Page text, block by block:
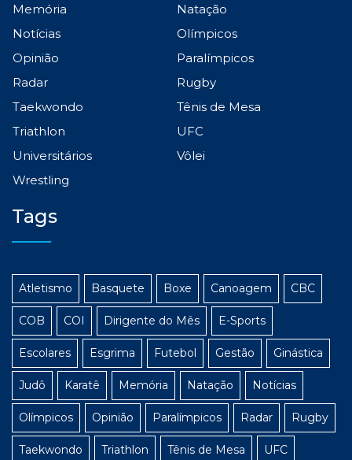
Memória
Natação
Notícias
Olímpicos
Opinião
Paralímpicos
Radar
Rugby
Taekwondo
Tênis de Mesa
Triathlon
UFC
Universitários
Vôlei
Wrestling
Tags
Atletismo Basquete Boxe Canoagem CBC
COB COI Dirigente do Mês E-Sports
Escolares Esgrima Futebol Gestão Ginástica
Judô Karatê Memória Natação Notícias
Olímpicos Opinião Paralímpicos Radar Rugby
Taekwondo Triathlon Tênis de Mesa UFC